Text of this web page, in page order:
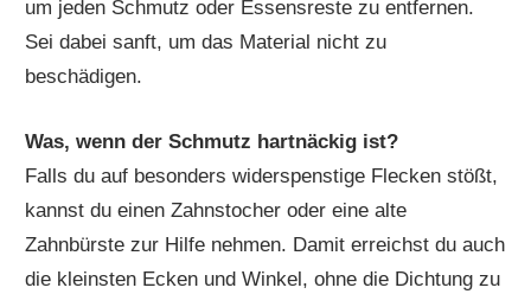
um jeden Schmutz oder Essensreste zu entfernen.
Sei dabei sanft, um das Material nicht zu
beschädigen.
Was, wenn der Schmutz hartnäckig ist?
Falls du auf besonders widerspenstige Flecken stößt,
kannst du einen Zahnstocher oder eine alte
Zahnbürste zur Hilfe nehmen. Damit erreichst du auch
die kleinsten Ecken und Winkel, ohne die Dichtung zu